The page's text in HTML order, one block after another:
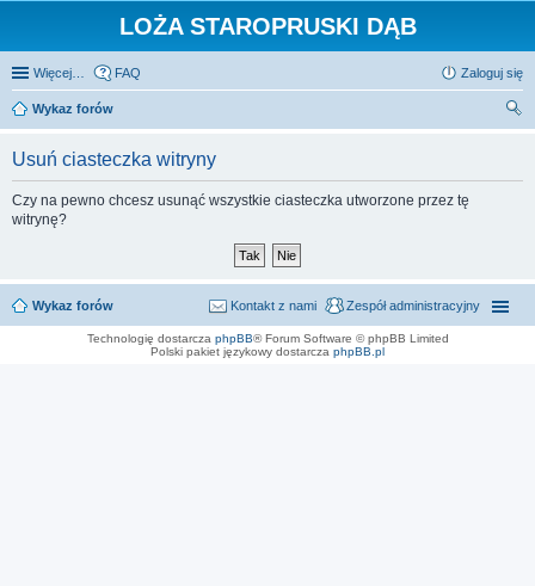
LOŻA STAROPRUSKI DĄB
Więcej… FAQ Zaloguj się
Wykaz forów
Usuń ciasteczka witryny
Czy na pewno chcesz usunąć wszystkie ciasteczka utworzone przez tę
witrynę?
Wykaz forów Zespół administracyjny
Kontakt z nami
Technologię dostarcza phpBB® Forum Software © phpBB Limited
Polski pakiet językowy dostarcza phpBB.pl